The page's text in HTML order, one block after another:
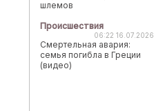
шлемов
Происшествия
06:22 16.07.2026
Смертельная авария:
семья погибла в Греции
(видео)